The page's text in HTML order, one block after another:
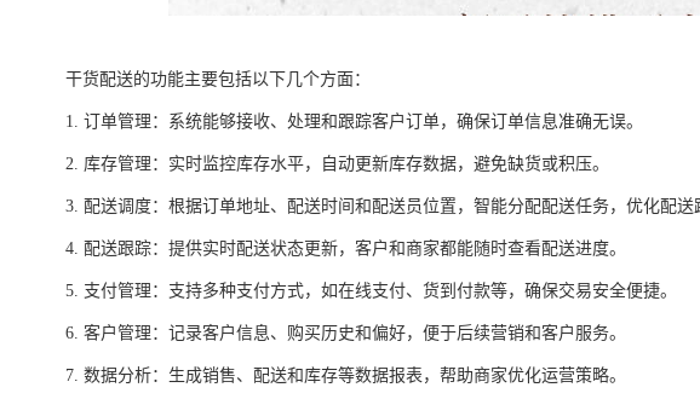
干货配送的功能主要包括以下几个方面：
1. 订单管理：系统能够接收、处理和跟踪客户订单，确保订单信息准确无误。
2. 库存管理：实时监控库存水平，自动更新库存数据，避免缺货或积压。
3. 配送调度：根据订单地址、配送时间和配送员位置，智能分配配送任务，优化配送
4. 配送跟踪：提供实时配送状态更新，客户和商家都能随时查看配送进度。
5. 支付管理：支持多种支付方式，如在线支付、货到付款等，确保交易安全便捷。
6. 客户管理：记录客户信息、购买历史和偏好，便于后续营销和客户服务。
7. 数据分析：生成销售、配送和库存等数据报表，帮助商家优化运营策略。